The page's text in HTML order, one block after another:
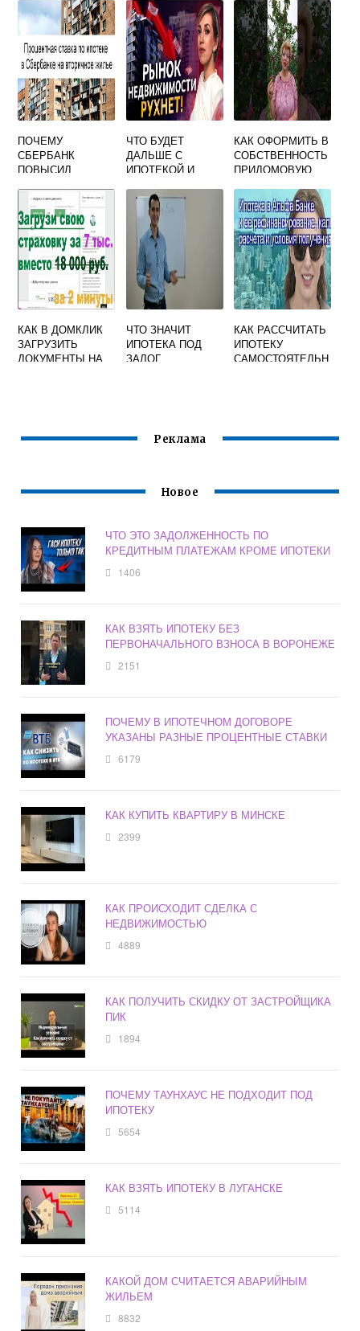
ВОЕННУЮ
ИПОТЕКУ
СТРОИТЕЛЬСТВА
В ЖИЛОЙ ДОМ
ПОЧЕМУ
СБЕРБАНК
ПОВЫСИЛ
СТАВКУ ПО
ИПОТЕКЕ
ЧТО БУДЕТ
ДАЛЬШЕ С
ИПОТЕКОЙ И
НЕДВИЖИМОСТИ
КАК ОФОРМИТЬ В
СОБСТВЕННОСТЬ
ПРИДОМОВУЮ
ЧАСТНОГО ДОМА
КАК В ДОМКЛИК
ЗАГРУЗИТЬ
ДОКУМЕНТЫ НА
ЧТО ЗНАЧИТ
ИПОТЕКА ПОД
ЗАЛОГ
КАК РАССЧИТАТЬ
ИПОТЕКУ
САМОСТОЯТЕЛЬН
Реклама
Новое
ЧТО ЭТО ЗАДОЛЖЕННОСТЬ ПО
КРЕДИТНЫМ ПЛАТЕЖАМ КРОМЕ ИПОТЕКИ
1406
КАК ВЗЯТЬ ИПОТЕКУ БЕЗ
ПЕРВОНАЧАЛЬНОГО ВЗНОСА В ВОРОНЕЖЕ
2151
ПОЧЕМУ В ИПОТЕЧНОМ ДОГОВОРЕ
УКАЗАНЫ РАЗНЫЕ ПРОЦЕНТНЫЕ СТАВКИ
6179
КАК КУПИТЬ КВАРТИРУ В МИНСКЕ
2399
КАК ПРОИСХОДИТ СДЕЛКА С
НЕДВИЖИМОСТЬЮ
4889
КАК ПОЛУЧИТЬ СКИДКУ ОТ ЗАСТРОЙЩИКА
ПИК
1894
ПОЧЕМУ ТАУНХАУС НЕ ПОДХОДИТ ПОД
ИПОТЕКУ
5654
КАК ВЗЯТЬ ИПОТЕКУ В ЛУГАНСКЕ
5114
КАКОЙ ДОМ СЧИТАЕТСЯ АВАРИЙНЫМ
ЖИЛЬЕМ
8832